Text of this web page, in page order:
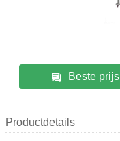
Beste prijs
Productdetails